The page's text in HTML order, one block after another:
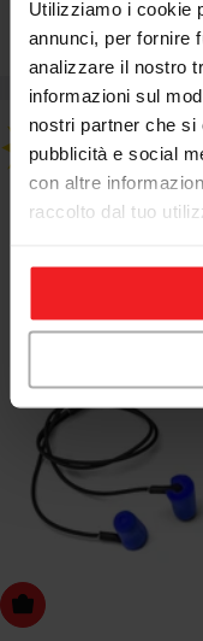
Utilizziamo i cookie
annunci, per fornire
analizzare il nostro
informazioni sul
nostri partner che si
pubblicità e social
con altre
raccolto dal tuo
Sale
price
€160,28
Regular
price
€187,99
to cart